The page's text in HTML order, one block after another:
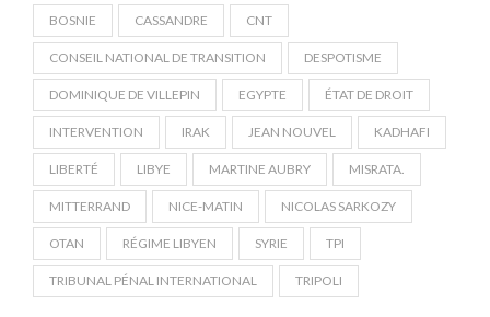
BOSNIE CASSANDRE CNT
CONSEIL NATIONAL DE TRANSITION DESPOTISME
DOMINIQUE DE VILLEPIN EGYPTE ÉTAT DE DROIT
INTERVENTION IRAK JEAN NOUVEL KADHAFI
LIBERTÉ LIBYE MARTINE AUBRY MISRATA.
MITTERRAND NICE-MATIN NICOLAS SARKOZY
OTAN RÉGIME LIBYEN SYRIE TPI
TRIBUNAL PÉNAL INTERNATIONAL TRIPOLI